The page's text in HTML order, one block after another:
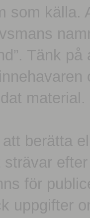
som källa.
Tänk
material.
berätta
strävar
för
uppgifter